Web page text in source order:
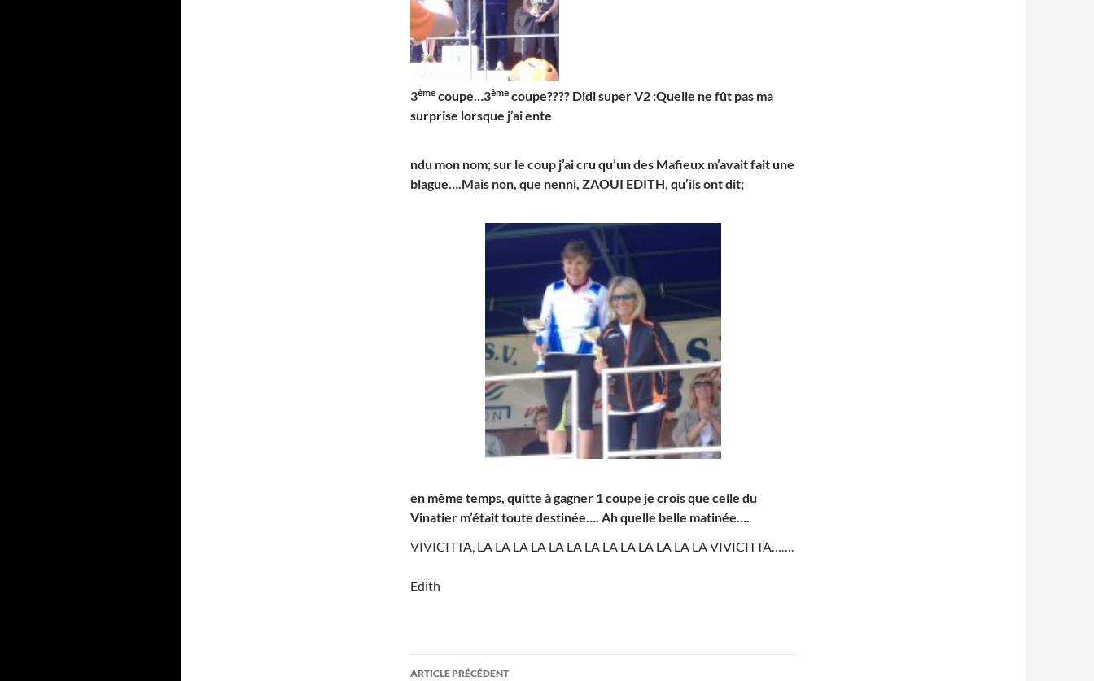
3ème coupe…3ème coupe???? Didi super V2 :Quelle ne fût pas ma
surprise lorsque j’ai ente
ndu mon nom; sur le coup j’ai cru qu’un des Mafieux m’avait fait une
blague….Mais non, que nenni, ZAOUI EDITH, qu’ils ont dit;
en même temps, quitte à gagner 1 coupe je crois que celle du
Vinatier m’était toute destinée…. Ah quelle belle matinée….
VIVICITTA, LA LA LA LA LA LA LA LA LA LA LA LA LA VIVICITTA…….
Edith
Navigation
ARTICLE PRÉCÉDENT